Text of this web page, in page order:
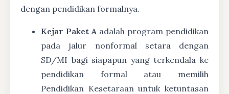
dengan pendidikan formalnya.
Kejar Paket A adalah program pendidikan
pada jalur nonformal setara dengan
SD/MI bagi siapapun yang terkendala ke
pendidikan formal atau memilih
Pendidikan Kesetaraan untuk ketuntasan